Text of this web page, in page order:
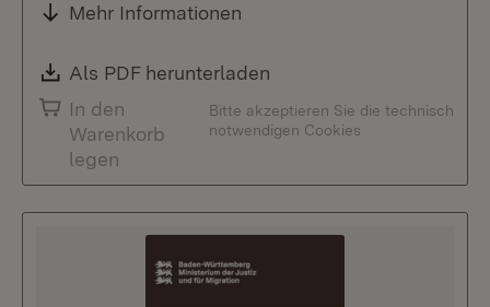
Mehr Informationen
Download:
Als PDF herunterladen
In den
Warenkorb
legen
Bitte akzeptieren Sie die technisch
notwendigen Cookies